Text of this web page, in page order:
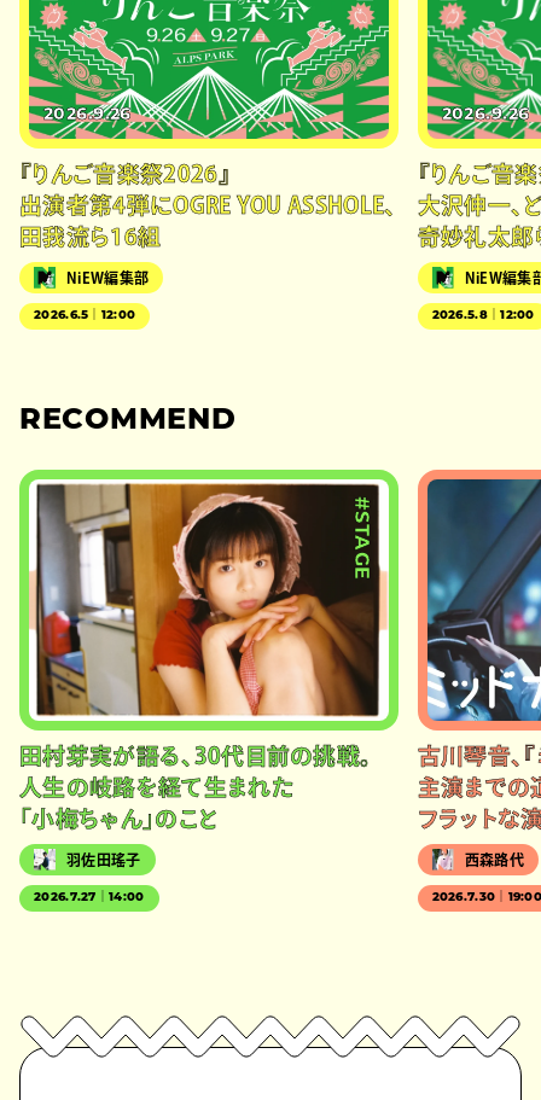
2026.9.26
『りんご音楽祭2026』
出演者第4弾にOGRE YOU ASSHOLE、
田我流ら16組
NiEW編集部
2026.6.5｜12:00
2026.9.26
『りんご音
大沢伸一、
奇妙礼太郎
NiEW編集
2026.5.8｜12:00
RECOMMEND
#STAGE
田村芽実が語る、30代目前の挑戦。
人生の岐路を経て生まれた
「小梅ちゃん」のこと
羽佐田瑤子
2026.7.27｜14:00
古川琴音、
主演までの
フラットな
西森路代
2026.7.30｜